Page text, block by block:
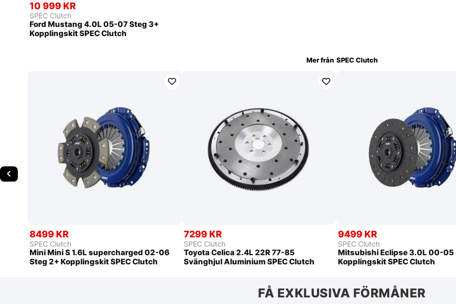
10 999 KR
SPEC Clutch
Ford Mustang 4.0L 05-07 Steg 3+
Kopplingskit SPEC Clutch
Mer från SPEC Clutch
8499 KR
SPEC Clutch
Mini Mini S 1.6L supercharged 02-06
Steg 2+ Kopplingskit SPEC Clutch
7299 KR
SPEC Clutch
Toyota Celica 2.4L 22R 77-85
Svänghjul Aluminium SPEC Clutch
9499 KR
SPEC Clutch
Mitsubishi Eclipse 3.0L 00-05
Kopplingskit SPEC Clutch
FÅ EXKLUSIVA FÖRMÅNER